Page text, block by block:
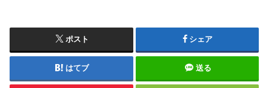
ポスト シェア
はてブ 送る